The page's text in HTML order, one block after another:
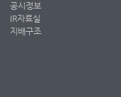
공시정보
IR자료실
지배구조